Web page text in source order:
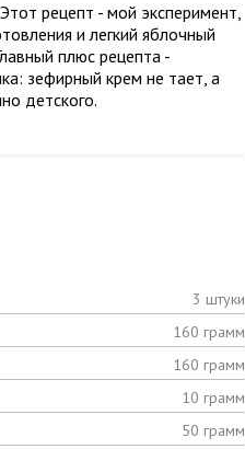
рецепт - мой эксперимент,
и легкий яблочный
плюс рецепта -
зефирный крем не тает, а
детского.
3 штуки
160 грамм
160 грамм
10 грамм
50 грамм